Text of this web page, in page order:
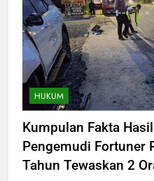
HUKUM
Kumpulan Fakta
Pengemudi Fortuner
Tahun Tewaskan 2